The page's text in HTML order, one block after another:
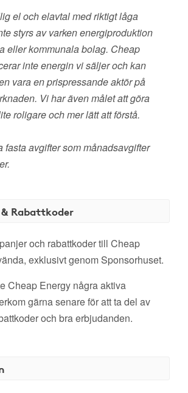
el och elavtal med riktigt låga
styrs av varken energiproduktion
eller kommunala bolag. Cheap
inte energin vi säljer och kan
vara en prispressande aktör på
Vi har även målet att göra
roligare och mer lätt att förstå.
fasta avgifter som månadsavgifter
Rabattkoder
och rabattkoder till Cheap
exklusivt genom Sponsorhuset.
Cheap Energy några aktiva
gärna senare för att ta del av
och bra erbjudanden.